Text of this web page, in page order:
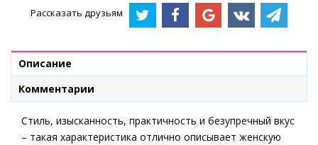
Рассказать друзьям
Описание
Комментарии
Стиль, изысканность, практичность и безупречный вкус
– такая характеристика отлично описывает женскую